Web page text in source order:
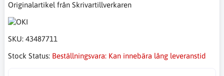
Originalartikel från Skrivartillverkaren
SKU: 43487711
Stock Status: Beställningsvara: Kan innebära lång leveranstid